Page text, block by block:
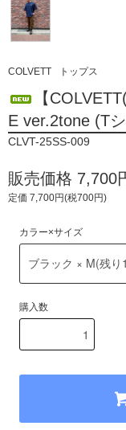
COLVETT トップス
【
E ver.2tone (T
CLVT-25SS-009
販売価格 7,700
定価 7,700円(税700円)
カラー×サイズ
購入数